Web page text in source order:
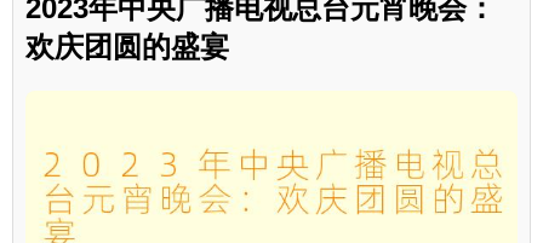
2023年中央广播电视总台元宵晚会：
欢庆团圆的盛宴